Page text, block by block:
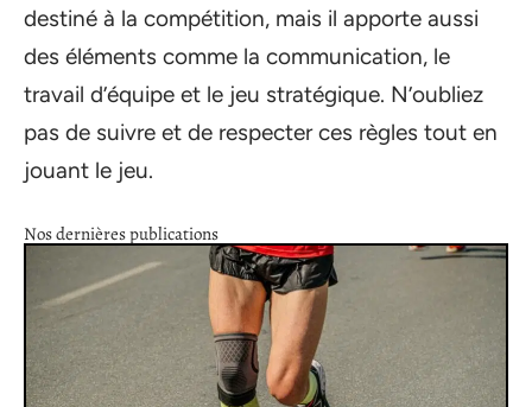
destiné à la compétition, mais il apporte aussi
des éléments comme la communication, le
travail d’équipe et le jeu stratégique. N’oubliez
pas de suivre et de respecter ces règles tout en
jouant le jeu.
Nos dernières publications